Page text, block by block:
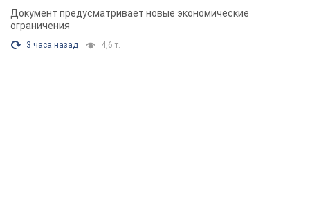
Документ предусматривает новые экономические
ограничения
3 часа назад 4,6 т.